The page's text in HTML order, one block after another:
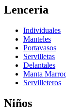
Lenceria
Individuales
Manteles
Portavasos
Servilletas
Delantales
Manta
Servilleteros
Niños